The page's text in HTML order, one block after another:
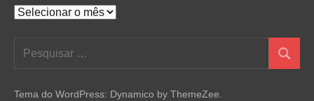
Matérias
Tema do WordPress: Dynamico by ThemeZee.